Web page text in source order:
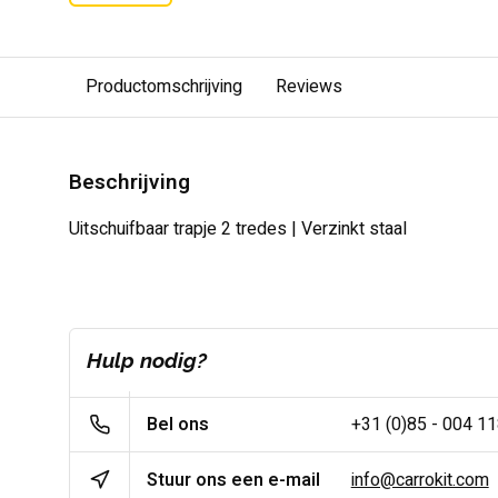
Productomschrijving Reviews
Beschrijving
Uitschuifbaar trapje 2 tredes | Verzinkt staal
Hulp nodig?
Bel ons +31 (0)85 - 004
Stuur ons een e-mail info@carrokit.com